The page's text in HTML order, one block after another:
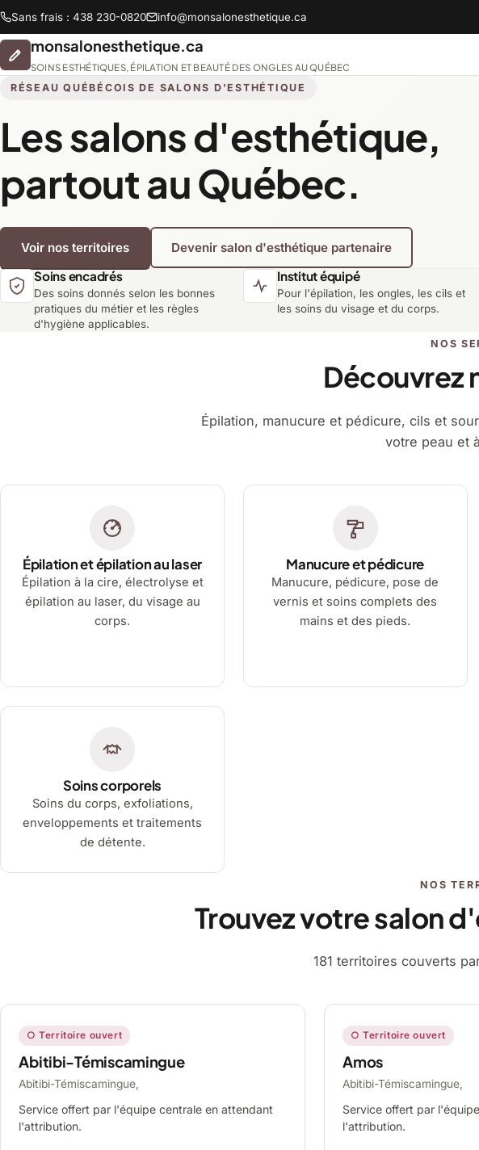
Sans frais : 438 230-0820 info@monsalonesthetique.ca
monsalonesthetique.ca
SOINS ESTHÉTIQUES, ÉPILATION ET BEAUTÉ DES ONGLES AU QUÉBEC
Bas-Saint-
Lanaudière Laurentides
Montérégie
RÉSEAU QUÉBÉCOIS DE SALONS D'ESTHÉTIQUE
Les salons d'esthétique,
partout au Québec.
Voir nos territoires Devenir salon d'esthétique partenaire
Soins encadrés
Des soins donnés selon les bonnes
pratiques du métier et les règles
d'hygiène applicables.
Institut équipé
Pour l'épilation, les ongles, les cils et
les soins du visage et du corps.
NOS
Découvrez
Épilation, manucure et pédicure, cils et
votre peau et
Épilation et épilation au laser
Épilation à la cire, électrolyse et
épilation au laser, du visage au
corps.
Manucure et pédicure
Manucure, pédicure, pose de
vernis et soins complets des
mains et des pieds.
Soins corporels
Soins du corps, exfoliations,
enveloppements et traitements
de détente.
NOS
Trouvez votre salon
181 territoires couverts
○ Territoire ouvert
Abitibi-Témiscamingue
Abitibi-Témiscamingue,
Service offert par l'équipe centrale en attendant
l'attribution.
○ Territoire ouvert
Amos
Abitibi-Témiscamingue,
Service offert par
l'attribution.